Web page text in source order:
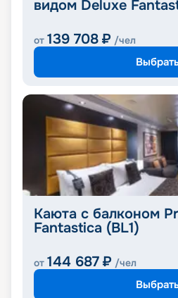
видом Deluxe
от 139 708 ₽ /чел
Каюта с балконом
Fantastica (BL1)
от 144 687 ₽ /чел